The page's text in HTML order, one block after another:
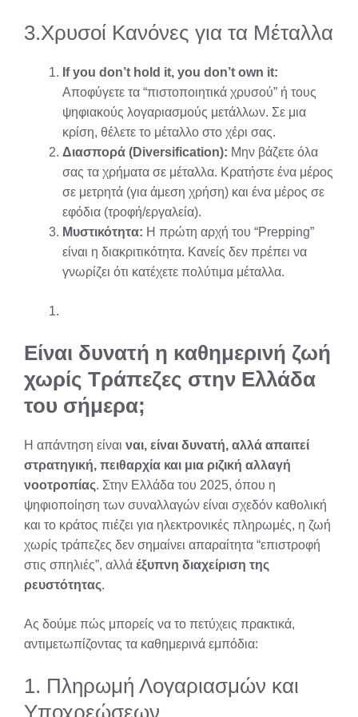
3.Χρυσοί Κανόνες για τα Μέταλλα
If you don’t hold it, you don’t own it:
Αποφύγετε τα “πιστοποιητικά χρυσού” ή τους
ψηφιακούς λογαριασμούς μετάλλων. Σε μια
κρίση, θέλετε το μέταλλο στο χέρι σας.
Διασπορά (Diversification): Μην βάζετε όλα
σας τα χρήματα σε μέταλλα. Κρατήστε ένα μέρος
σε μετρητά (για άμεση χρήση) και ένα μέρος σε
εφόδια (τροφή/εργαλεία).
Μυστικότητα: Η πρώτη αρχή του “Prepping”
είναι η διακριτικότητα. Κανείς δεν πρέπει να
γνωρίζει ότι κατέχετε πολύτιμα μέταλλα.
Είναι δυνατή η καθημερινή ζωή
χωρίς Τράπεζες στην Ελλάδα
του σήμερα;
Η απάντηση είναι ναι, είναι δυνατή, αλλά απαιτεί
στρατηγική, πειθαρχία και μια ριζική αλλαγή
νοοτροπίας. Στην Ελλάδα του 2025, όπου η
ψηφιοποίηση των συναλλαγών είναι σχεδόν καθολική
και το κράτος πιέζει για ηλεκτρονικές πληρωμές, η ζωή
χωρίς τράπεζες δεν σημαίνει απαραίτητα “επιστροφή
στις σπηλιές”, αλλά έξυπνη διαχείριση της
ρευστότητας.
Ας δούμε πώς μπορείς να το πετύχεις πρακτικά,
αντιμετωπίζοντας τα καθημερινά εμπόδια:
1. Πληρωμή Λογαριασμών και
Υποχρεώσεων